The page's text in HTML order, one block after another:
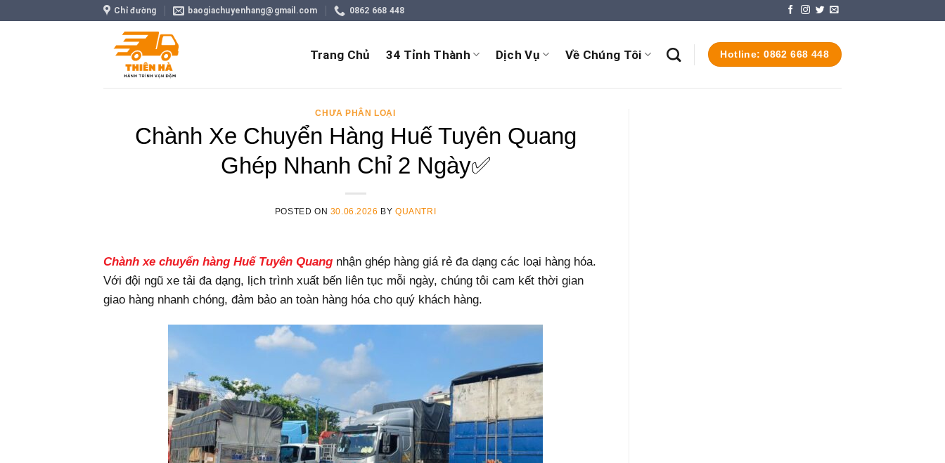
Chỉ đường baogiachuyenhang@gmail.com 0862 668 448
Trang Chủ 34 Tỉnh Thành Dịch Vụ Về Chúng Tôi Hotline: 0862 668 448
CHƯA PHÂN LOẠI
Chành Xe Chuyển Hàng Huế Tuyên Quang
Ghép Nhanh Chỉ 2 Ngày✅
POSTED ON 30.06.2026 BYQUANTRI
Chành xe chuyển hàng Huế Tuyên Quang nhận ghép hàng giá rẻ đa dạng các loại hàng hóa.
Với đội ngũ xe tải đa dạng, lịch trình xuất bến liên tục mỗi ngày, chúng tôi cam kết thời gian
giao hàng nhanh chóng, đảm bảo an toàn hàng hóa cho quý khách hàng.